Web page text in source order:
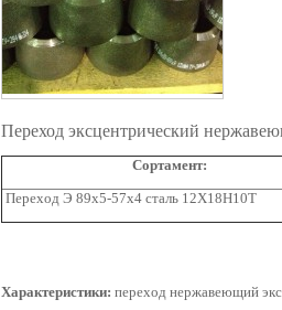
Переход эксцентрический
Сортамент:
Переход Э 89x5-57x4 сталь 12Х18Н10Т
Характеристики: переход нержавеющий